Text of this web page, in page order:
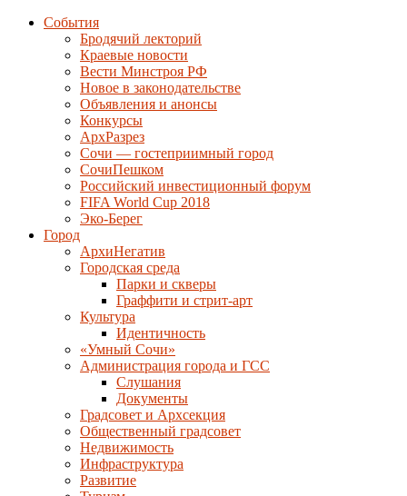
События
Бродячий лекторий
Краевые новости
Вести Минстроя РФ
Новое в законодательстве
Объявления и анонсы
Конкурсы
АрхРазрез
Сочи — гостеприимный город
СочиПешком
Российский инвестиционный форум
FIFA World Cup 2018
Эко-Берег
Город
АрхиНегатив
Городская среда
Парки и скверы
Граффити и стрит-арт
Культура
Идентичность
«Умный Сочи»
Администрация города и ГСС
Слушания
Документы
Градсовет и Архсекция
Общественный градсовет
Недвижимость
Инфраструктура
Развитие